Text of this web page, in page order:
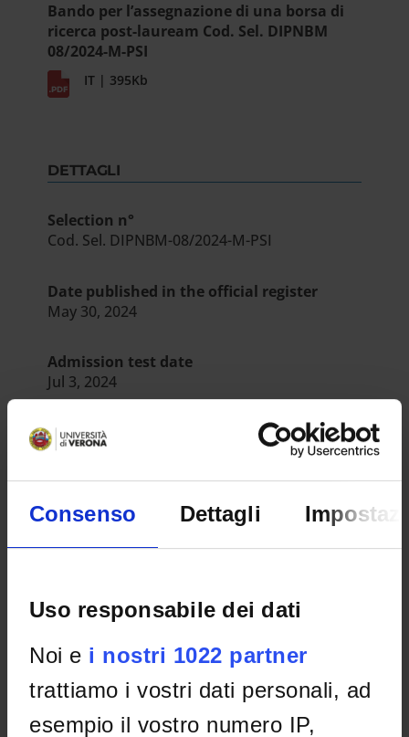
Consenso Dettagli
Uso responsabile dei dati
Noi e i nostri 1022 partner
trattiamo i vostri dati personali, ad
esempio il vostro numero IP,
Bando per l’assegnazione di una borsa di
ricerca post-lauream Cod. Sel. DIPNBM
08/2024-M-PSI
IT | 395Kb
DETTAGLI
Selection n°
Cod. Sel. DIPNBM-08/2024-M-PSI
Date published in the official register
May 30, 2024
Admission test date
Jul 3, 2024
Department
Neuroscienze, Biomedicina e Movimento
Number of places
RESULT/RANKING LISTS
IT | 304Kb